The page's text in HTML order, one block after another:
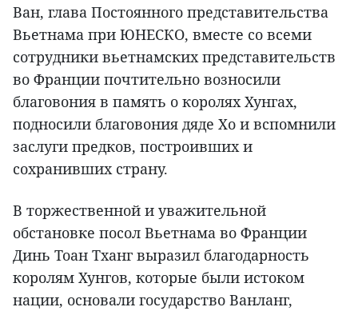
Ван, глава Постоянного представительства
Вьетнама при ЮНЕСКО, вместе со всеми
сотрудники вьетнамских представительств
во Франции почтительно возносили
благовония в память о королях Хунгах,
подносили благовония дяде Хо и вспомнили
заслуги предков, построивших и
сохранивших страну.
В торжественной и уважительной
обстановке посол Вьетнама во Франции
Динь Тоан Тханг выразил благодарность
королям Хунгов, которые были истоком
нации, основали государство Ванланг,